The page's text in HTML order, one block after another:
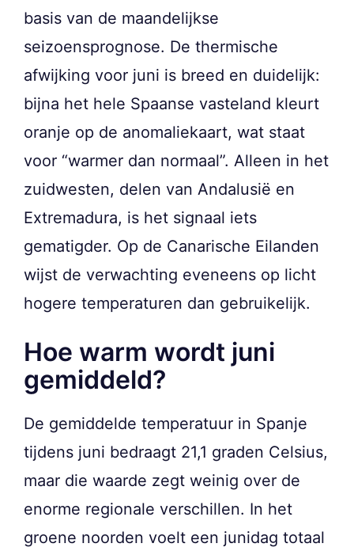
basis van de maandelijkse
seizoensprognose. De thermische
afwijking voor juni is breed en duidelijk:
bijna het hele Spaanse vasteland kleurt
oranje op de anomaliekaart, wat staat
voor “warmer dan normaal”. Alleen in het
zuidwesten, delen van Andalusië en
Extremadura, is het signaal iets
gematigder. Op de Canarische Eilanden
wijst de verwachting eveneens op licht
hogere temperaturen dan gebruikelijk.
Hoe warm wordt juni
gemiddeld?
De gemiddelde temperatuur in Spanje
tijdens juni bedraagt 21,1 graden Celsius,
maar die waarde zegt weinig over de
enorme regionale verschillen. In het
groene noorden voelt een junidag totaal